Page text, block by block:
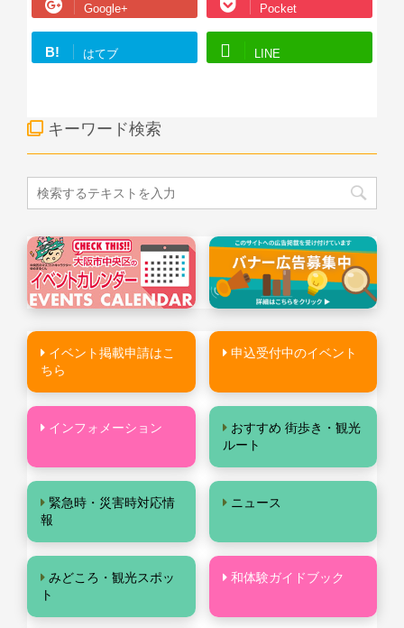
Google+ Pocket
B! はてブ LINE
キーワード検索
イベント掲載申請はこ
ちら
申込受付中のイベント
インフォメーション
おすすめ 街歩き・観光
ルート
緊急時・災害時対応情
報
ニュース
みどころ・観光スポッ
ト
和体験ガイドブック